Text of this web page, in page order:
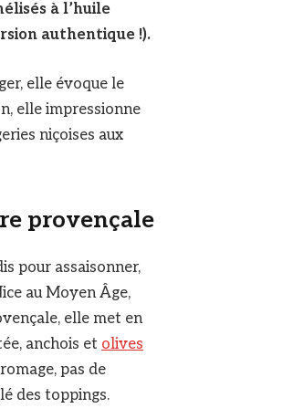
à l’huile
authentique !).
elle évoque le
elle impressionne
niçoises aux
provençale
pour assaisonner,
au Moyen Âge,
elle met en
anchois et olives
pas de
des toppings.